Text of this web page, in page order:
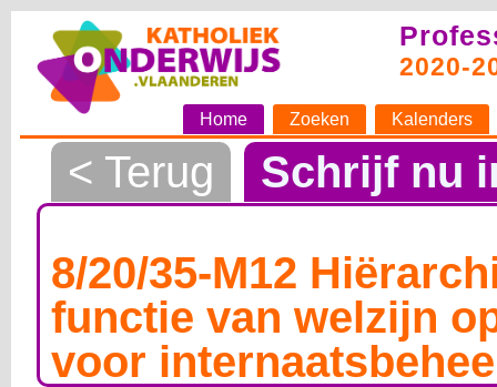
2020-
Home Zoeken Kalenders
< Terug Schrijf nu
8/20/35-M12
functie van welzijn
voor